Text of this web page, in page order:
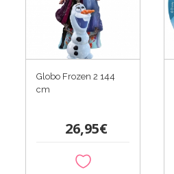
Globo Frozen 2 144
cm
26,95€